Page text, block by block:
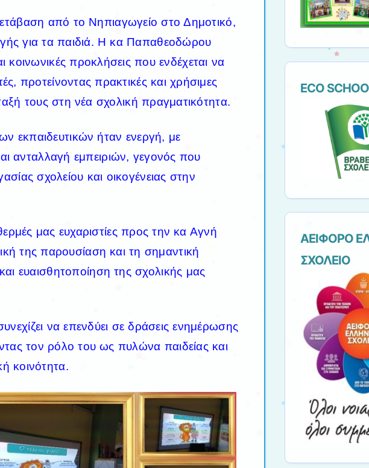
από το Νηπιαγωγείο στο Δημοτικό,
για τα παιδιά. Η κα Παπαθεοδώρου
κοινωνικές προκλήσεις που ενδέχεται να
προτείνοντας πρακτικές και χρήσιμες
τους στη νέα σχολική πραγματικότητα.
εκπαιδευτικών ήταν ενεργή, με
ανταλλαγή εμπειριών, γεγονός που
σχολείου και οικογένειας στην
μας ευχαριστίες προς την κα Αγνή
της παρουσίαση και τη σημαντική
ευαισθητοποίηση της σχολικής μας
να επενδύει σε δράσεις ενημέρωσης
τον ρόλο του ως πυλώνα παιδείας και
κοινότητα.
ECO
ΑΕΙΦΟΡΟ
ΣΧΟΛΕΙΟ